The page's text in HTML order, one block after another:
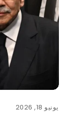
يونيو 18, 2026